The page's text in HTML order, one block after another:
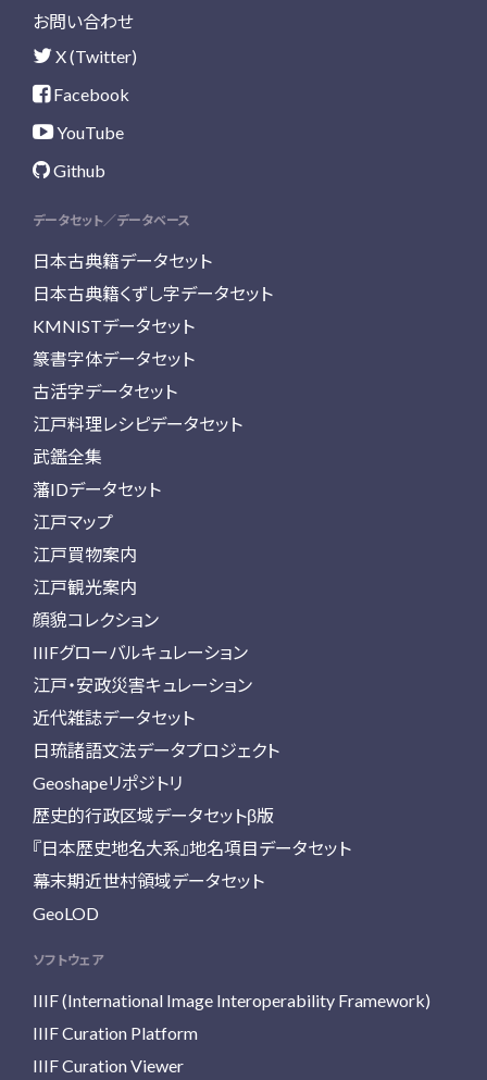
お問い合わせ
X (Twitter)
Facebook
YouTube
Github
データセット／データベース
日本古典籍データセット
日本古典籍くずし字データセット
KMNISTデータセット
篆書字体データセット
古活字データセット
江戸料理レシピデータセット
武鑑全集
藩IDデータセット
江戸マップ
江戸買物案内
江戸観光案内
顔貌コレクション
IIIFグローバルキュレーション
江戸・安政災害キュレーション
近代雑誌データセット
日琉諸語文法データプロジェクト
Geoshapeリポジトリ
歴史的行政区域データセットβ版
『日本歴史地名大系』地名項目データセット
幕末期近世村領域データセット
GeoLOD
ソフトウェア
IIIF (International Image Interoperability Framework)
IIIF Curation Platform
IIIF Curation Viewer